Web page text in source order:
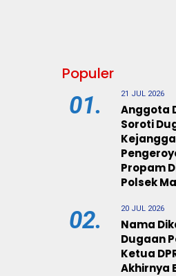
Populer
01. 21 JUL 2026
Anggota
Soroti
Propam
Polsek
02. 20 JUL 2026
Nama
Dugaan
Ketua
Akhirnya